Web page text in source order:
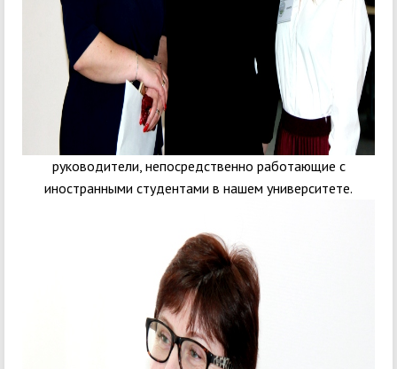
руководители, непосредственно работающие с
иностранными студентами в нашем университете.